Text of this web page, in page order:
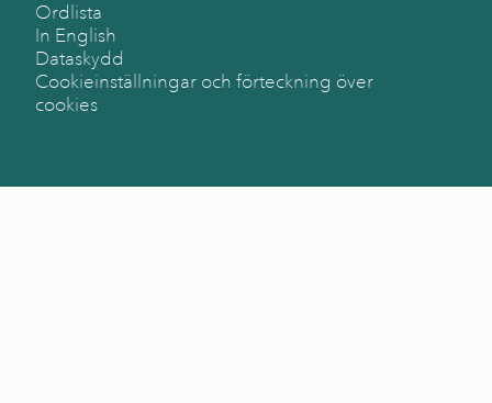
Ordlista
In English
Dataskydd
Cookieinställningar och förteckning över
cookies